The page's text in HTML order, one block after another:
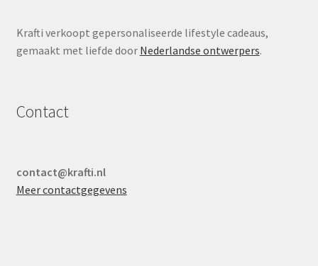
Krafti verkoopt gepersonaliseerde lifestyle cadeaus,
gemaakt met liefde door Nederlandse ontwerpers.
Contact
contact@krafti.nl
Meer contactgegevens